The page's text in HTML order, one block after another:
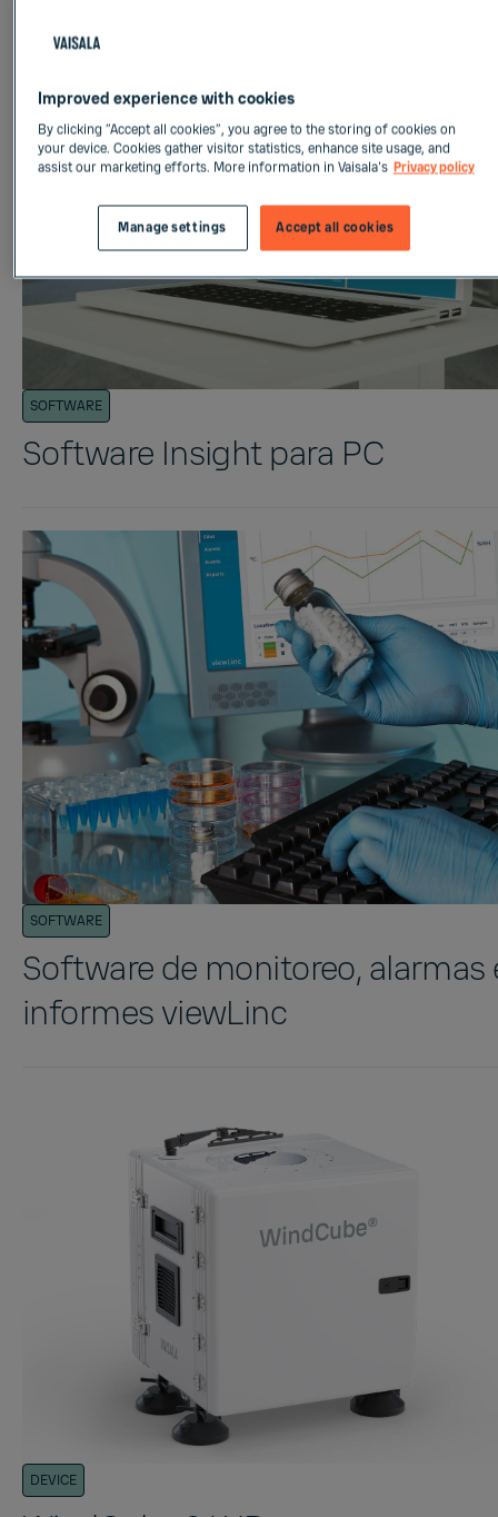
SOFTWARE
Software Insight para PC
SOFTWARE
Software de monitoreo, alarmas
informes viewLinc
DEVICE
Improved experience with cookies
By clicking “Accept all cookies”, you agree to the storing of cookies on
your device. Cookies gather visitor statistics, enhance site usage, and
assist our marketing efforts. More information in Vaisala's Privacy policy
Accept all cookies
Manage settings